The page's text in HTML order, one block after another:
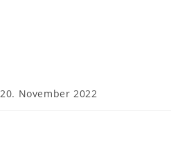
20. November 2022